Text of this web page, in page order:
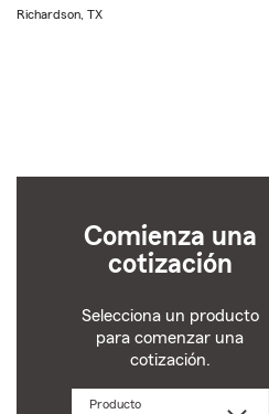
Richardson, TX
Comienza una
cotización
Selecciona un producto
para comenzar una
cotización.
ProductoSelecciona